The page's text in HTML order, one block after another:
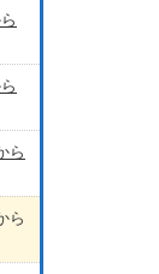
ら
ら